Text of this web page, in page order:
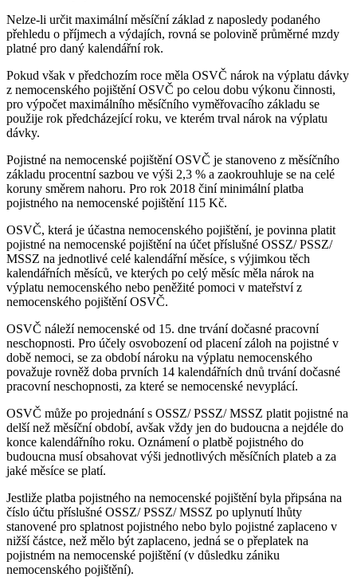
Nelze-li určit maximální měsíční základ z naposledy podaného
přehledu o příjmech a výdajích, rovná se polovině průměrné mzdy
platné pro daný kalendářní rok.
Pokud však v předchozím roce měla OSVČ nárok na výplatu dávky
z nemocenského pojištění OSVČ po celou dobu výkonu činnosti,
pro výpočet maximálního měsíčního vyměřovacího základu se
použije rok předcházející roku, ve kterém trval nárok na výplatu
dávky.
Pojistné na nemocenské pojištění OSVČ je stanoveno z měsíčního
základu procentní sazbou ve výši 2,3 % a zaokrouhluje se na celé
koruny směrem nahoru. Pro rok 2018 činí minimální platba
pojistného na nemocenské pojištění 115 Kč.
OSVČ, která je účastna nemocenského pojištění, je povinna platit
pojistné na nemocenské pojištění na účet příslušné OSSZ/ PSSZ/
MSSZ na jednotlivé celé kalendářní měsíce, s výjimkou těch
kalendářních měsíců, ve kterých po celý měsíc měla nárok na
výplatu nemocenského nebo peněžité pomoci v mateřství z
nemocenského pojištění OSVČ.
OSVČ náleží nemocenské od 15. dne trvání dočasné pracovní
neschopnosti. Pro účely osvobození od placení záloh na pojistné v
době nemoci, se za období nároku na výplatu nemocenského
považuje rovněž doba prvních 14 kalendářních dnů trvání dočasné
pracovní neschopnosti, za které se nemocenské nevyplácí.
OSVČ může po projednání s OSSZ/ PSSZ/ MSSZ platit pojistné na
delší než měsíční období, avšak vždy jen do budoucna a nejdéle do
konce kalendářního roku. Oznámení o platbě pojistného do
budoucna musí obsahovat výši jednotlivých měsíčních plateb a za
jaké měsíce se platí.
Jestliže platba pojistného na nemocenské pojištění byla připsána na
číslo účtu příslušné OSSZ/ PSSZ/ MSSZ po uplynutí lhůty
stanovené pro splatnost pojistného nebo bylo pojistné zaplaceno v
nižší částce, než mělo být zaplaceno, jedná se o přeplatek na
pojistném na nemocenské pojištění (v důsledku zániku
nemocenského pojištění).